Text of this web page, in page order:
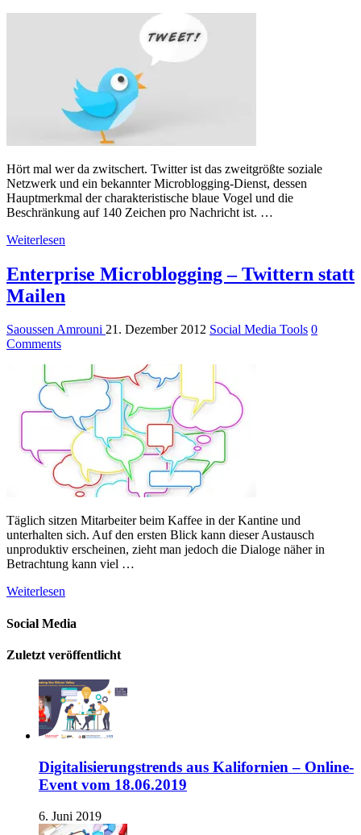
Hört mal wer da zwitschert. Twitter ist das zweitgrößte soziale
Netzwerk und ein bekannter Microblogging-Dienst, dessen
Hauptmerkmal der charakteristische blaue Vogel und die
Beschränkung auf 140 Zeichen pro Nachricht ist. …
Weiterlesen
Enterprise Microblogging – Twittern statt
Mailen
Saoussen Amrouni 21. Dezember 2012 Social Media Tools 0
Comments
Täglich sitzen Mitarbeiter beim Kaffee in der Kantine und
unterhalten sich. Auf den ersten Blick kann dieser Austausch
unproduktiv erscheinen, zieht man jedoch die Dialoge näher in
Betrachtung kann viel …
Weiterlesen
Social Media
Zuletzt veröffentlicht
Digitalisierungstrends aus Kalifornien – Online-
Event vom 18.06.2019
6. Juni 2019